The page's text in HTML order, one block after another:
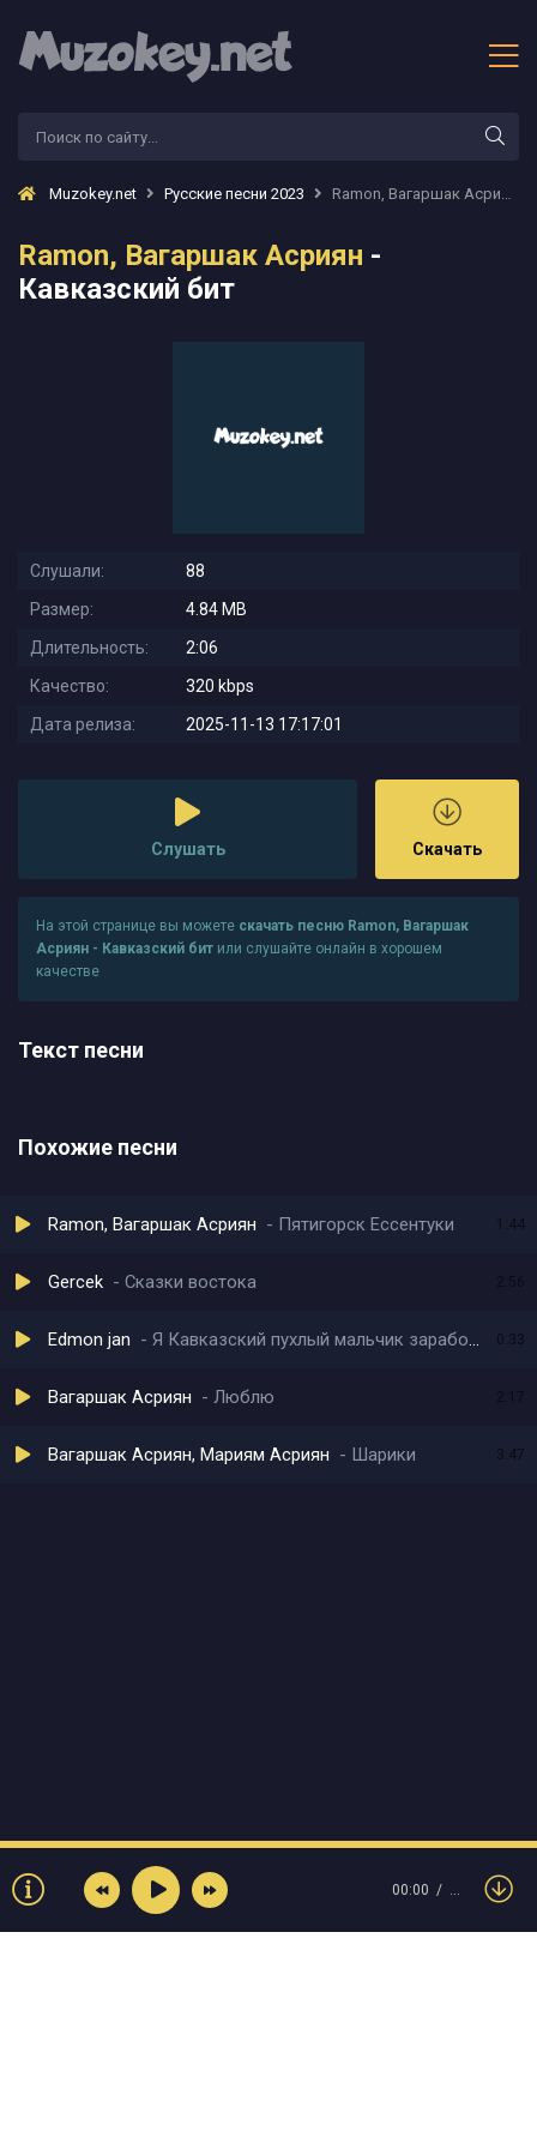
Muzokey.net Русские песни 2023 Ramon, Вагаршак Асриян - Кавказский бит
Ramon, Вагаршак Асриян -
Кавказский бит
Слушали:
88
Размер:
4.84 MB
Длительность:
2:06
Качество:
320 kbps
Дата релиза:
2025-11-13 17:17:01
Слушать Скачать
На этой странице вы можете скачать песню Ramon, Вагаршак
Асриян - Кавказский бит или слушайте онлайн в хорошем
качестве
Текст песни
Похожие песни
Ramon, Вагаршак Асриян Пятигорск Ессентуки 1:44
Gercek Сказки востока
Edmon jan Я Кавказский пухлый мальчик заработал капитальчик 0:33
Вагаршак Асриян Люблю
Вагаршак Асриян, Мариям Асриян Шарики 3:47
00:00 …